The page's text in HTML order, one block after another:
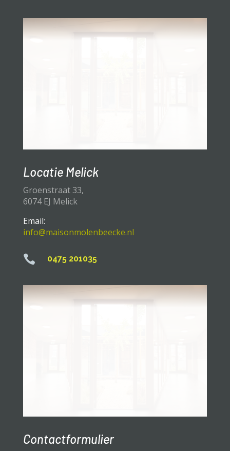
Locatie Melick
Groenstraat 33,
6074 EJ Melick
Email:
info@maisonmolenbeecke.nl
 0475 201035
Contactformulier